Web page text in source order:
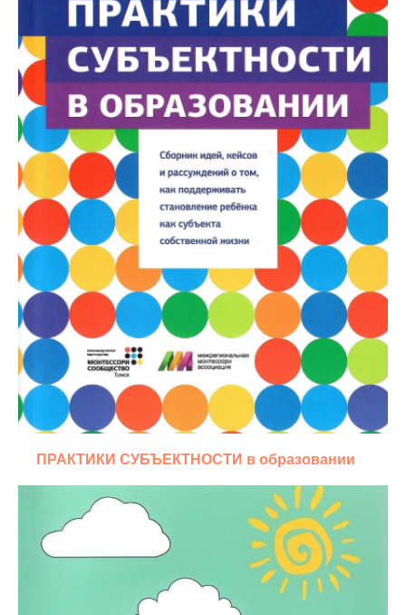
ПРАКТИКИ СУБЪЕКТНОСТИ в образовании